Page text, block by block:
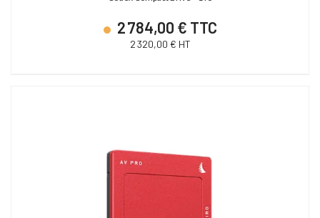
2 784,00 € TTC
2 320,00 € HT